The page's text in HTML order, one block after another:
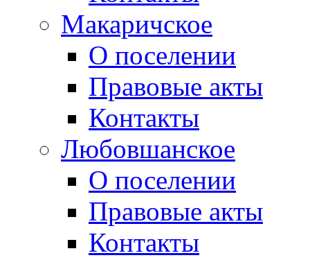
Макаричское
О поселении
Правовые акты
Контакты
Любовшанское
О поселении
Правовые акты
Контакты